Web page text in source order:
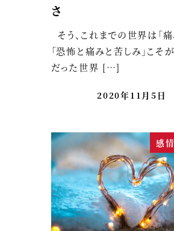
さ
そう、これまでの世界は「
「恐怖と痛みと苦しみ」こそ
だった世界 […]
2020年11月5日
感